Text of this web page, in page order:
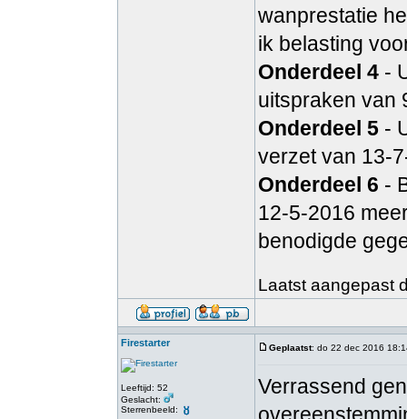
wanprestatie
ik belasting
Onderdeel 4 -
uitspraken van
Onderdeel 5 -
verzet van 13-
Onderdeel 6 -
12-5-2016
benodigde
Laatst aangepast
Firestarter
Leeftijd: 52
Geslacht:
Sterrenbeeld:
Geplaatst: do 22 dec 2016
Verrassend